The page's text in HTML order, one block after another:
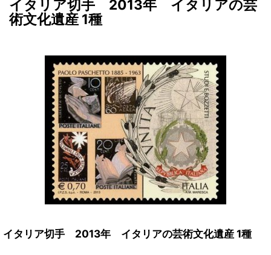
イタリア切手 2013年 イタリアの芸
術文化遺産 1種
イタリア切手 2013年 イタリアの芸術文化遺産 1種